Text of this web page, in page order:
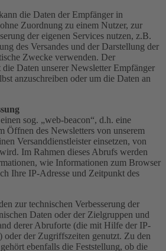
die Daten der Empfänger in
Zuordnung zu einem Nutzer, zur
der eigenen Services nutzen, z.B.
des Versandes und der Darstellung der
Zwecke verwenden. Der
die Daten unserer Newsletter Empfänger
anzuschreiben oder um die Daten an
sog. „web-beacon“, d.h. eine
Öffnen des Newsletters von unserem
Versanddienstleister einsetzen, von
Im Rahmen dieses Abrufs werden
wie Informationen zum Browser
Ihre IP-Adresse und Zeitpunkt des
zur technischen Verbesserung der
Daten oder der Zielgruppen und
derer Abruforte (die mit Hilfe der IP-
oder der Zugriffszeiten genutzt. Zu den
ebenfalls die Feststellung, ob die